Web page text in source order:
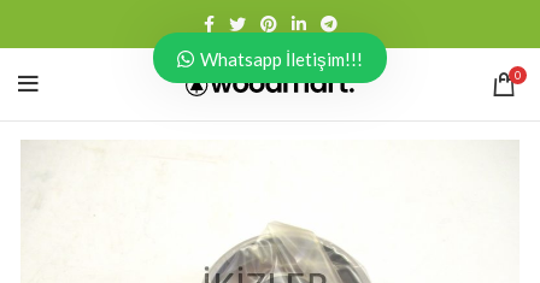
0
Whatsapp İletişim!!!